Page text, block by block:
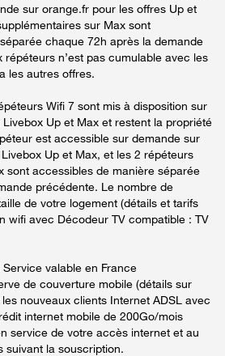
sur orange.fr pour les offres Up et
sur Max sont
chaque 72h après la demande
répéteurs n’est pas cumulable avec les
les autres offres.
Wifi 7 sont mis à disposition sur
Up et Max et restent la propriété
est accessible sur demande sur
Up et Max, et les 2 répéteurs
sont accessibles de manière séparée
précédente. Le nombre de
de votre logement (détails et tarifs
wifi avec Décodeur TV compatible : TV
Service valable en France
de couverture mobile (détails sur
nouveaux clients Internet ADSL avec
internet mobile de 200Go/mois
service de votre accès internet et au
suivant la souscription.